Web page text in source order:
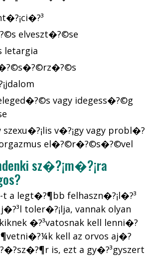
elveszt�?©se
letargia
vagy idegess�?©g
szexu�?¡lis v�?¡gy vagy probl�?
el�?©r�?©s�?©vel
sz�?¡m�?¡ra
t a legt�?¶bb felhaszn�?¡l�?³
toler�?¡lja, vannak olyan
�?³vatosnak kell lenni�?
kell az orvos aj�?
is, ezt a gy�?³gyszert